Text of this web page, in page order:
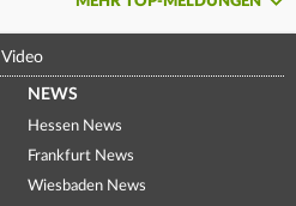
Video
NEWS
Hessen News
Frankfurt News
Wiesbaden News